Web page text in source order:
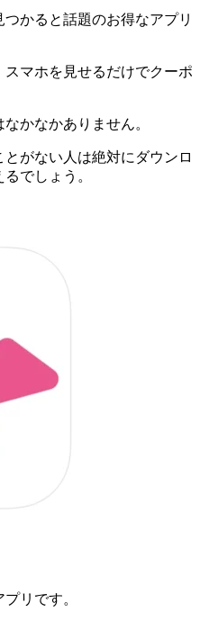
かると話題のお得なアプリ
マホを見せるだけでクーポ
かなかありません。
がない人は絶対にダウンロ
でしょう。
リです。